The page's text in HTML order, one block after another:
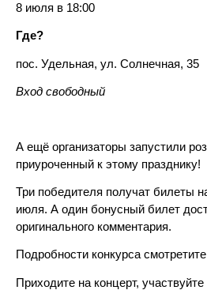
8 июля в 18:00
Где?
пос. Удельная, ул. Солнечная, 35
Вход свободный
А ещё организаторы запустили
приуроченный к этому празднику!
Три победителя получат билеты
июля. А один бонусный билет
оригинального комментария.
Подробности конкурса
Приходите на концерт,